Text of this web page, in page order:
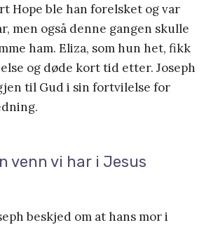
Hope ble han forelsket og var
men også denne gangen skulle
ham. Eliza, som hun het, fikk
og døde kort tid etter. Joseph
til Gud i sin fortvilelse for
venn vi har i Jesus
beskjed om at hans mor i